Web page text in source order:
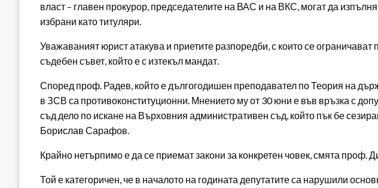
власт – главен прокурор, председателите на ВАС и на ВКС, могат да
избрани като титуляри.
Уважаваният юрист атакува и приетите разпоредби, с които се
съдебен съвет, който е с изтекъл мандат.
Според проф. Радев, който е дългогодишен преподавател по Теория на
в ЗСВ са противоконституционни. Мнението му от 30 юни е във връзка с
съд дело по искане на Върховния административен съд, който пък бе
Борислав Сарафов.
Крайно нетърпимо е да се приемат закони за конкретен човек, смята проф.
Той е категоричен, че в началото на годината депутатите са нарушили